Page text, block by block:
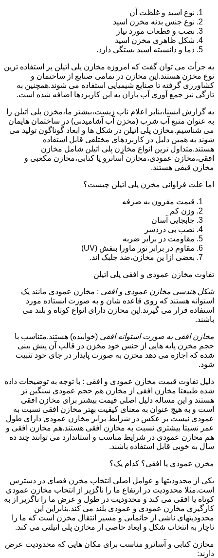
نوع اسید و غلظت آن
نوع جنس بدنه مخزن اسید
نصب و قطعات مورد نیاز
شکل ظاهری مخزن اسید
دما و دانسیته اسید بستگی دارد.
به جرأت می توان گفت که امروزه مخازن پلی اتیلن پر استفاده ترین
نوع مخزن هستند.این مخازن در تمامی صنایع از ساختمان و
کشاورزی گرفته تا صنایع شیمیایی استفاده می شوند.همچنین به
تازگی نیز جمع آوری آب باران به این کاربردها اضافه شده است.
به گزارش ایسنا،بنابر اعلام ناب زیست،بیشتر ما،مخزن پلی اتیلن را
به عنوان منبع آب شرب (مخزن آب آشامیدنی) در ساختمان هایمان
می شناسیم.مخازن پلی اتیلن در شکل ها و ابعاد گوناگون تولید می
شوند به همین دلیل در کاربردهای مختلفی قابل استفاده
هستند.متداول ترین انواع مخازن پلی اتیلن شامل مخازن
افقی،مخازن عمودی،مخازن آسانرو یا کتابی،مخازن مکعبی و
مخازن قیفی هستند.
اما علت فراوانی مخزن پلی اتیلن چیست؟
قیمت مقرون به صرفه
وزن کم
جابجایی آسان
نصب بی دردسر
مقاومت در برابر ضربه
مقاوم در برابر نور ماورا بنفش (UV)
بعضی ازا ین مخازن،ضد جلبک اند.
تفاوت مخازن عمودی و افقی پلی اتیلن
شکل هندسی مخازن عمودی و افقی : مخازن عمودی مانند یک
استوانه هستند که روی قاعده شان و به صورت ایستاده مورد
استفاده قرار می گیرند.این مخازن دارای انواع کوتاه و بلند می
باشند.
مخازن افقی به صورت استوانه افقی (خوابیده) هستند.متناسب با
حجم مخزن پایه هایی از جنس خود مخزن در قالب آن پیش بینی
شده که اجازه می دهد مخزن به صورت پایدار در جای خود تثبیت
شود.
دلیل تفاوت قیمت مخازن عمودی و افقی : با توجه به توضیحات داده
شده طبیعتا مخازن افقی از مخازن هم حجم عمودی سنگین تر
هستند و این مساله دلیل اصلی قیمت بیشتر برای مخازن افقی
است و به هیچ عنوان به معنای کیفیت بهتر مخازن افقی نسبت به
عمودی نیست بر عکس در شرایط برابر مخازن عمودی دارای طول
عمر نسبتا بیشتری نسبت به مخازن افقی هستند.هم مخازن افقی و
هم مخازن عمودی در شرایط مناسب و استاندارد می توانند چند ده
سال به خوبی قابل استفاده باشند.
مخزن عمودی یا افقی؟ کدام یک؟
یکی از محدودیتها و عوامل اصلی انتخاب مخزن فضای در دسترس
است.مثلا محدودیت در ارتفاع ما را ناگزیر از انتخاب مخازن عمودی
کوتاه یا افقی می کند و محدودیت در طول و عرض ما را ناگزیر از به
کارگیری مخازن عمودی و عمودی بلند می کند.بنابراین این
محدودیتهای ناشی از جانمایی و مسیر انتقال مخزن است که ما را
ناچار به انتخاب شکل و ابعاد خاصی از مخازن پلی اتیلنی می کند.
مخازن کتابی و آسانرو مناسب برای مکان هایی که محدودیت عرض
دارند: